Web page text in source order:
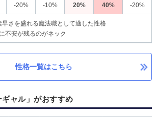
-20% -10% 20% 40% -20%
早さを盛れる魔法職として適した性格
不安が残るのがネック
性格一覧はこちら
ャル」がおすすめ